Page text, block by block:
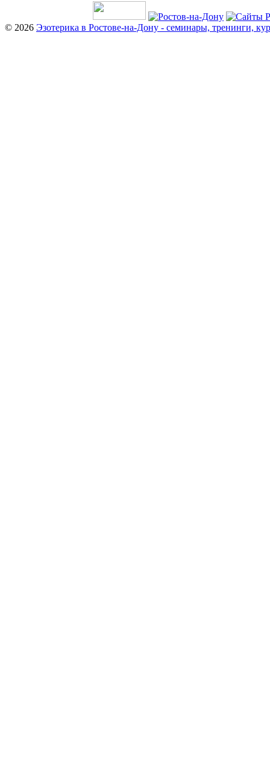
© 2026 Эзотерика в Ростове-на-Дону - семинары, тренинги,